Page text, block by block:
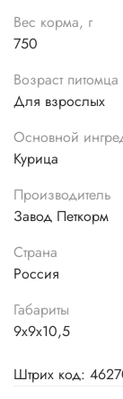
Вес корма, г
750
Возраст питомца
Для взрослых
Основной
Курица
Производитель
Завод Петкорм
Страна
Россия
Габариты
9х9х10,5
Штрих код: